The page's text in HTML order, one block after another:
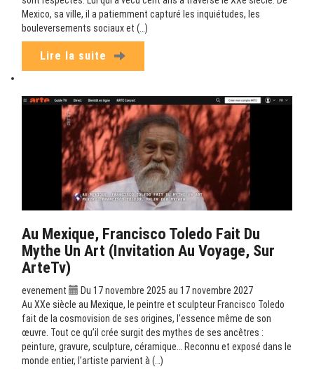
Mexico, sa ville, il a patiemment capturé les inquiétudes, les
bouleversements sociaux et (…)
Lire la suite
Au Mexique, Francisco Toledo Fait Du
Mythe Un Art (Invitation Au Voyage, Sur
ArteTv)
evenement
Du 17 novembre 2025 au 17 novembre 2027
Au XXe siècle au Mexique, le peintre et sculpteur Francisco Toledo
fait de la cosmovision de ses origines, l’essence même de son
œuvre. Tout ce qu’il crée surgit des mythes de ses ancêtres :
peinture, gravure, sculpture, céramique… Reconnu et exposé dans le
monde entier, l’artiste parvient à (…)